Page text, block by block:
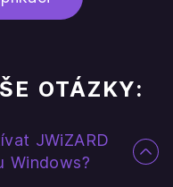
OTÁZKY:
JWiZARD
Windows?